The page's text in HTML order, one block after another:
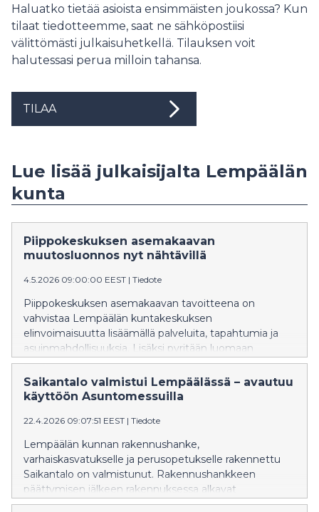
Haluatko tietää asioista ensimmäisten joukossa? Kun
tilaat tiedotteemme, saat ne sähköpostiisi
välittömästi julkaisuhetkellä. Tilauksen voit
halutessasi perua milloin tahansa.
TILAA
Lue lisää julkaisijalta Lempäälän
kunta
Piippokeskuksen asemakaavan
muutosluonnos nyt nähtävillä
4.5.2026 09:00:00 EEST | Tiedote
Piippokeskuksen asemakaavan tavoitteena on
vahvistaa Lempäälän kuntakeskuksen
elinvoimaisuutta lisäämällä palveluita, tapahtumia ja
asuinmahdollisuuksia. Lisäksi pyritään luomaan
kulttuurin, tapahtumien ja arjen kohtaamisten keskus,
joka sijaitsee joukkoliikenteen solmukohdassa lähellä
palveluita ja rautatieasemaa.
Saikantalo valmistui Lempäälässä – avautuu
käyttöön Asuntomessuilla
22.4.2026 09:07:51 EEST | Tiedote
Lempäälän kunnan rakennushanke,
varhaiskasvatukselle ja perusopetukselle rakennettu
Saikantalo on valmistunut. Rakennushankkeen
päättymisen jälkeen rakennuksessa alkavat
irtokalustetoimitukset sekä tilojen varustelu. Kesällä